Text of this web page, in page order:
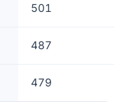
501
487
479